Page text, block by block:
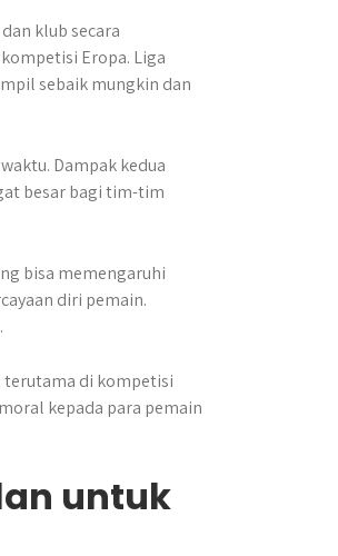
klub secara
Eropa. Liga
sebaik mungkin dan
Dampak kedua
besar bagi tim-tim
bisa memengaruhi
diri pemain.
di kompetisi
kepada para pemain
untuk